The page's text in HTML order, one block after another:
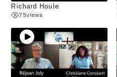
Richard Houle
75views